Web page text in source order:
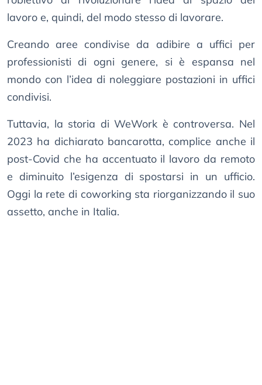
lavoro e, quindi, del modo stesso di lavorare.
Creando aree condivise da adibire a uffici per
professionisti di ogni genere, si è espansa nel
mondo con l’idea di noleggiare postazioni in uffici
condivisi.
Tuttavia, la storia di WeWork è controversa. Nel
2023 ha dichiarato bancarotta, complice anche il
post-Covid che ha accentuato il lavoro da remoto
e diminuito l’esigenza di spostarsi in un ufficio.
Oggi la rete di coworking sta riorganizzando il suo
assetto, anche in Italia.